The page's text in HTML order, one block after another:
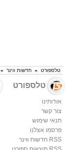
טלספורט » חדשות ווינר »
טלספורט
אודותינו
צור קשר
תנאי שימוש
פרסמו אצלנו
RSS חדשות ווינר